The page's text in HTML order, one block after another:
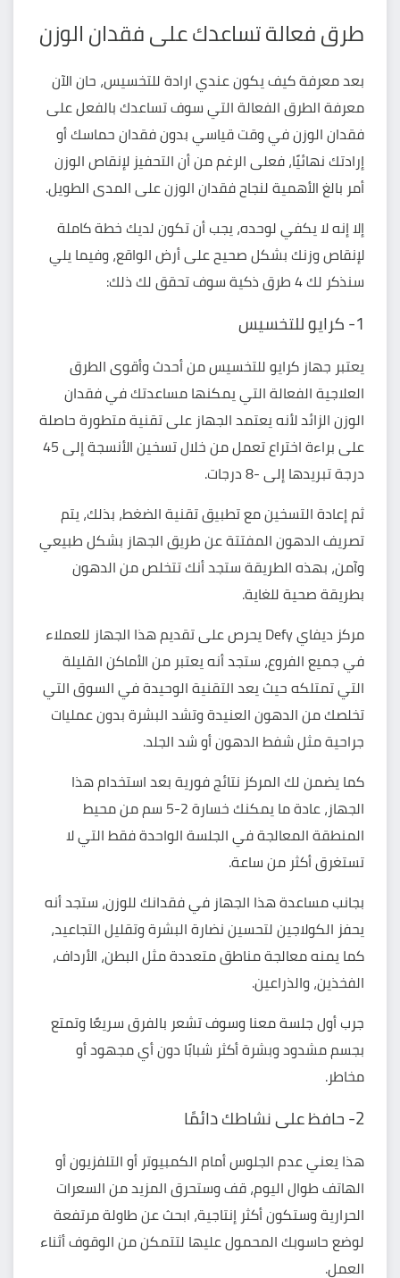
طرق فعالة تساعدك على فقدان الوزن
بعد معرفة كيف يكون عندي ارادة للتخسيس، حان الآن
معرفة الطرق الفعالة التي سوف تساعدك بالفعل على
فقدان الوزن في وقت قياسي بدون فقدان حماسك أو
إرادتك نهائيًا، فعلى الرغم من أن التحفيز لإنقاص الوزن
أمر بالغ الأهمية لنجاح فقدان الوزن على المدى الطويل.
إلا إنه لا يكفي لوحده، يجب أن تكون لديك خطة كاملة
لإنقاص وزنك بشكل صحيح على أرض الواقع، وفيما يلي
سنذكر لك 4 طرق ذكية سوف تحقق لك ذلك:
1- كرايو للتخسيس
يعتبر جهاز كرايو للتخسيسمن أحدث وأقوى الطرق
العلاجية الفعالة التي يمكنها مساعدتك في فقدان
الوزن الزائد لأنه يعتمد الجهاز على تقنية متطورة حاصلة
على براءة اختراع تعمل من خلال تسخين الأنسجة إلى 45
درجة تبريدها إلى -8 درجات.
ثم إعادة التسخين مع تطبيق تقنية الضغط، بذلك، يتم
تصريف الدهون المفتتة عن طريق الجهاز بشكل طبيعي
وآمن، بهذه الطريقة ستجد أنك تتخلص من الدهون
بطريقة صحية للغاية.
مركز ديفاي Defy
يحرص على تقديم هذا الجهاز للعملاء
في جميع الفروع، ستجد أنه يعتبر من الأماكن القليلة
التي تمتلكه حيث يعد التقنية الوحيدة في السوق التي
تخلصك من الدهون العنيدةوتشد البشرةبدون عمليات
جراحية مثل شفط الدهون أو شد الجلد.
كما يضمن لك المركز نتائج فورية بعد استخدام هذا
الجهاز، عادة ما يمكنك خسارة 2-5 سم من محيط
المنطقة المعالجة في الجلسة الواحدة فقط التي لا
تستغرق أكثر من ساعة.
بجانب مساعدة هذا الجهاز في فقدانك للوزن، ستجد أنه
يحفز الكولاجينلتحسين نضارة البشرة وتقليل التجاعيد،
كما يمنه معالجةمناطق متعددة مثل البطن، الأرداف،
الفخذين، والذراعين.
جرب أول جلسة معنا وسوف تشعر بالفرق سريعًا وتمتع
بجسم مشدود وبشرة أكثر شبابًا دون أي مجهود أو
مخاطر.
2- حافظ على نشاطك دائمًا
هذا يعني عدم الجلوس أمام الكمبيوتر أو التلفزيون أو
الهاتف طوال اليوم، قف وستحرق المزيد من السعرات
الحرارية وستكون أكثر إنتاجية، ابحث عن طاولة مرتفعة
لوضع حاسوبك المحمول عليها لتتمكن من الوقوف أثناء
العمل.